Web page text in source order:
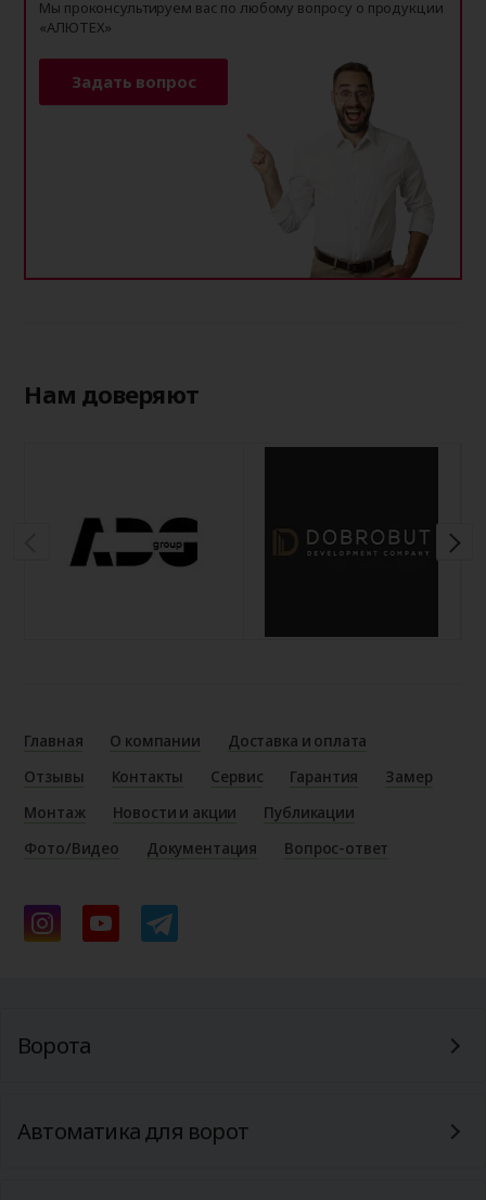
Мы проконсультируем вас по любому вопросу о продукции
«АЛЮТЕХ»
Задать вопрос
Нам доверяют
Главная О компании
Доставка и оплата
Отзывы
Контакты Сервис Гарантия
Замер
Монтаж
Новости и акции
Публикации
Фото/Видео
Документация Вопрос-ответ
Ворота
Автоматика для ворот